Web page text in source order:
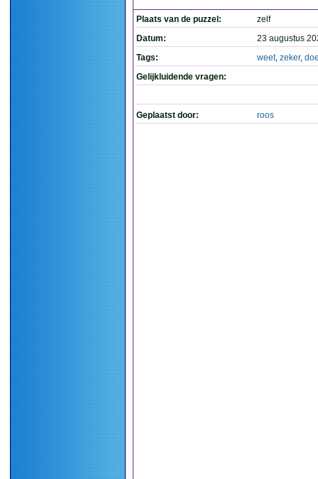
Plaats van de puzzel:
zelf
Datum:
23 augustus
Tags:
weet, zeker,
Gelijkluidende vragen:
Geplaatst door: roos